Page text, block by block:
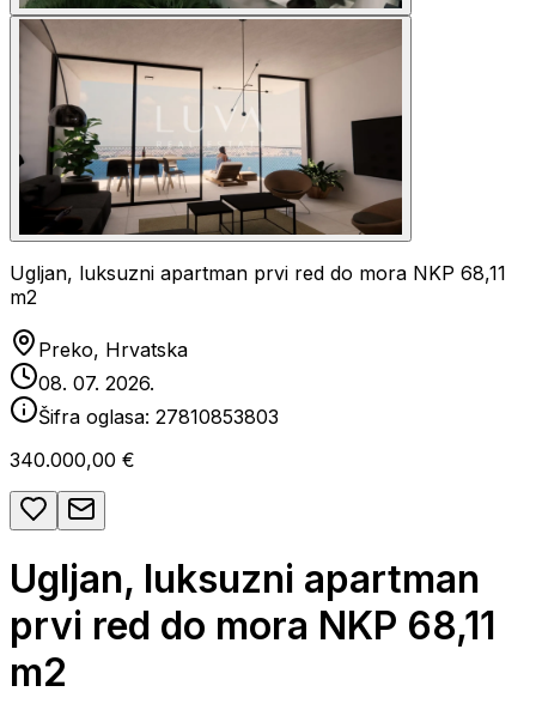
Ugljan, luksuzni apartman prvi red do mora NKP 68,11
m2
Preko, Hrvatska
08. 07. 2026.
Šifra oglasa: 27810853803
340.000,00 €
Ugljan, luksuzni apartman
prvi red do mora NKP 68,11
m2